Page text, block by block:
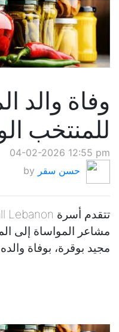
وفاة والد
للمنتخب
04-02-2026 12:55 pm
by حسن سقر
مشاعر المواساة إلى
مجيد بوقرة، بوفاة